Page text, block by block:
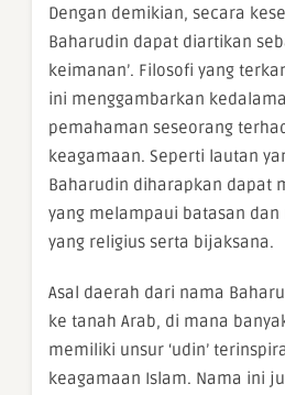
Dengan demikian, secara
Baharudin dapat diartikan
keimanan’. Filosofi yang
ini menggambarkan
pemahaman seseorang
keagamaan. Seperti lautan
Baharudin diharapkan dapat
yang melampaui batasan
yang religius serta bijaksana.
Asal daerah dari nama
ke tanah Arab, di mana
memiliki unsur ‘udin’
keagamaan Islam. Nama ini